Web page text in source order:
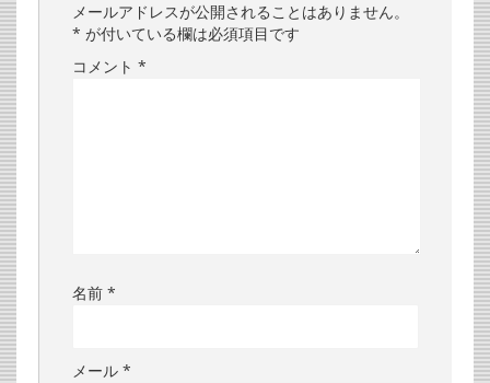
メールアドレスが公開されることはありません。
* が付いている欄は必須項目です
コメント *
名前 *
メール *